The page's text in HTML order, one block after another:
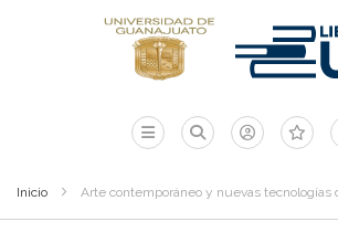
Inicio Arte contemporáneo y nuevas tecnologías